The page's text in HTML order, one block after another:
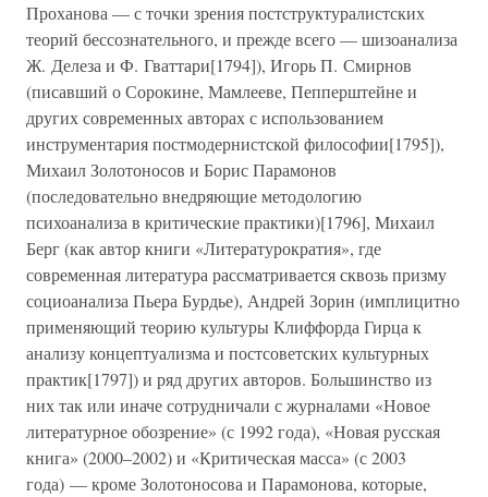
Проханова — с точки зрения постструктуралистских
теорий бессознательного, и прежде всего — шизоанализа
Ж. Делеза и Ф. Гваттари[1794]), Игорь П. Смирнов
(писавший о Сорокине, Мамлееве, Пепперштейне и
других современных авторах с использованием
инструментария постмодернистской философии[1795]),
Михаил Золотоносов и Борис Парамонов
(последовательно внедряющие методологию
психоанализа в критические практики)[1796], Михаил
Берг (как автор книги «Литературократия», где
современная литература рассматривается сквозь призму
социоанализа Пьера Бурдье), Андрей Зорин (имплицитно
применяющий теорию культуры Клиффорда Гирца к
анализу концептуализма и постсоветских культурных
практик[1797]) и ряд других авторов. Большинство из
них так или иначе сотрудничали с журналами «Новое
литературное обозрение» (с 1992 года), «Новая русская
книга» (2000–2002) и «Критическая масса» (с 2003
года) — кроме Золотоносова и Парамонова, которые,